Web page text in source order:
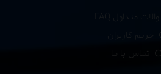
سوالات متداول FAQ
حریم کاربران